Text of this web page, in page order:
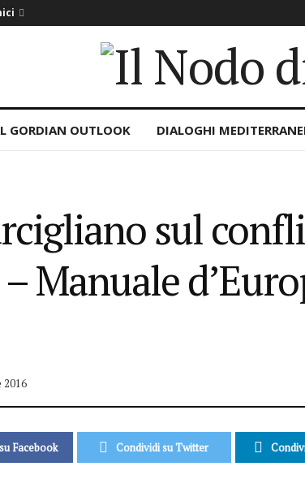
GORDIAN OUTLOOK DIALOGHI
sul
Manuale
2016
Facebook Condividi su Twitter